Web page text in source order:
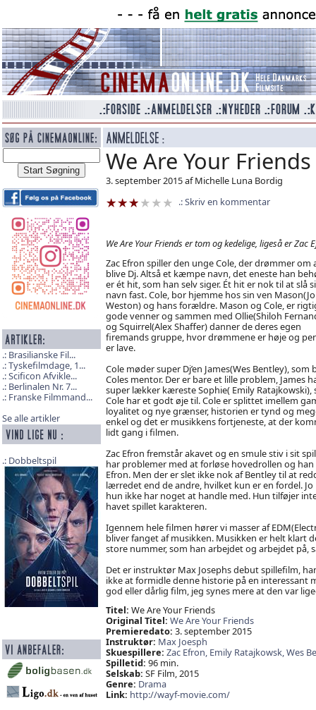
Brasilianske Fil...
Tyskefilmdage, 1...
Scificon Afvikle...
Berlinalen Nr. 7...
Franske Filmmand...
Se alle artikler
Dobbeltspil
We Are Your Friends
3. september 2015 af Michelle Luna Bordig
Skriv en kommentar
We Are Your Friends er tom og kedelige, ligeså er Zac
Zac Efron spiller den unge Cole, der drømmer om
blive Dj. Altså et kæmpe navn, det eneste han
er ét hit, som han selv siger. Ét hit er nok til at slå
navn fast. Cole, bor hjemme hos sin ven
Weston) og hans forældre. Mason og Cole, er
gode venner og sammen med Ollie(Shiloh
og Squirrel(Alex Shaffer) danner de deres egen
firemands gruppe, hvor drømmene er høje og
er lave.
Cole møder super Dj’en James(Wes Bentley), som
Coles mentor. Der er bare et lille problem, James
super lækker kæreste Sophie( Emily Ratajkowski),
Cole har et godt øje til. Cole er splittet imellem
loyalitet og nye grænser, historien er tynd og
enkel og det er musikkens fortjeneste, at der
lidt gang i filmen.
Zac Efron fremstår akavet og en smule stiv i sit
har problemer med at forløse hovedrollen og
Efron. Men der er slet ikke nok af Bentley til at
lærredet end de andre, hvilket kun er en fordel.
hun ikke har noget at handle med. Hun tilføjer
havet spillet karakteren.
Igennem hele filmen hører vi masser af
bliver fanget af musikken. Musikken er helt klart
store nummer, som han arbejdet og arbejdet på,
Det er instruktør Max Josephs debut spillefilm,
ikke at formidle denne historie på en interessant
god eller dårlig film, jeg synes mere at den var
Titel: We Are Your Friends
Original Titel: We Are Your Friends
Premieredato: 3. september 2015
Instruktør: Max Joesph
Skuespillere: Zac Efron, Emily Ratajkowsk,Wes
Spilletid: 96 min.
Selskab: SF Film, 2015
Genre: Drama
Link: http://wayf-movie.com/